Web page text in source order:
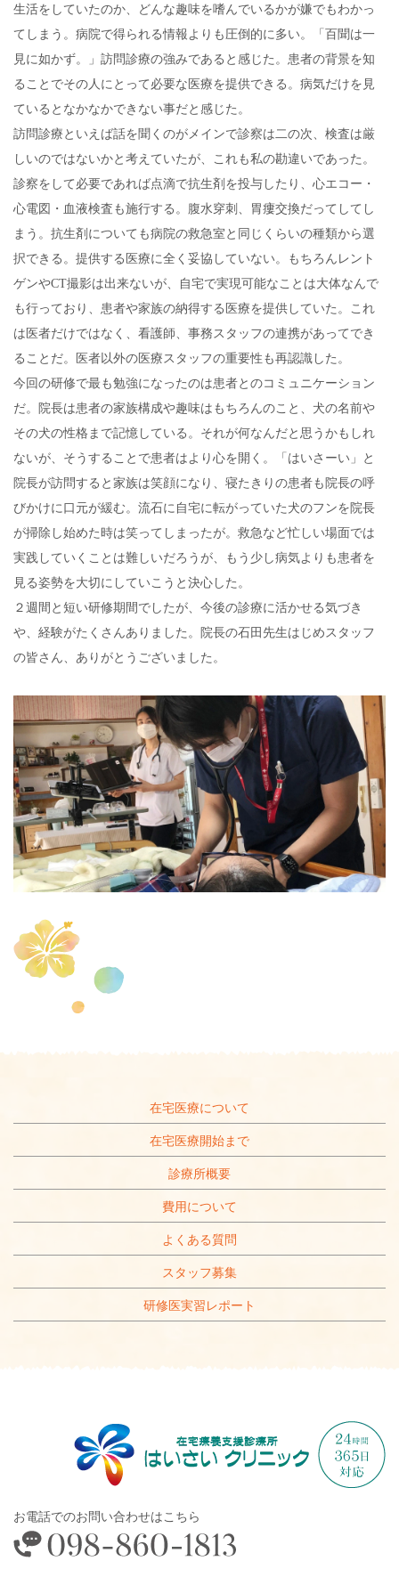
生活をしていたのか、どんな趣味を嗜んでいるかが嫌でもわかっ
てしまう。病院で得られる情報よりも圧倒的に多い。「百聞は一
見に如かず。」訪問診療の強みであると感じた。患者の背景を知
ることでその人にとって必要な医療を提供できる。病気だけを見
ているとなかなかできない事だと感じた。
訪問診療といえば話を聞くのがメインで診察は二の次、検査は厳
しいのではないかと考えていたが、これも私の勘違いであった。
診察をして必要であれば点滴で抗生剤を投与したり、心エコー・
心電図・血液検査も施行する。腹水穿刺、胃瘻交換だってしてし
まう。抗生剤についても病院の救急室と同じくらいの種類から選
択できる。提供する医療に全く妥協していない。もちろんレント
ゲンやCT撮影は出来ないが、自宅で実現可能なことは大体なんで
も行っており、患者や家族の納得する医療を提供していた。これ
は医者だけではなく、看護師、事務スタッフの連携があってでき
ることだ。医者以外の医療スタッフの重要性も再認識した。
今回の研修で最も勉強になったのは患者とのコミュニケーション
だ。院長は患者の家族構成や趣味はもちろんのこと、犬の名前や
その犬の性格まで記憶している。それが何なんだと思うかもしれ
ないが、そうすることで患者はより心を開く。「はいさーい」と
院長が訪問すると家族は笑顔になり、寝たきりの患者も院長の呼
びかけに口元が緩む。流石に自宅に転がっていた犬のフンを院長
が掃除し始めた時は笑ってしまったが。救急など忙しい場面では
実践していくことは難しいだろうが、もう少し病気よりも患者を
見る姿勢を大切にしていこうと決心した。
２週間と短い研修期間でしたが、今後の診療に活かせる気づき
や、経験がたくさんありました。院長の石田先生はじめスタッフ
の皆さん、ありがとうございました。
在宅医療について
在宅医療開始まで
診療所概要
費用について
よくある質問
スタッフ募集
研修医実習レポート
お電話でのお問い合わせはこちら